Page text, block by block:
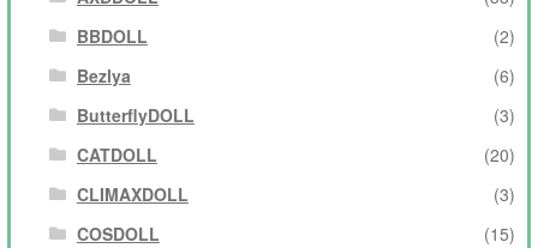
BBDOLL
(2)
Bezlya
(6)
ButterflyDOLL
(3)
CATDOLL
(20)
CLIMAXDOLL
(3)
COSDOLL
(15)